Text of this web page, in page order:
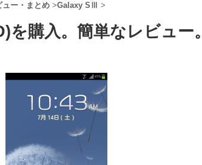
ー・まとめ >Galaxy SⅢ >
購入。簡単なレビュー。